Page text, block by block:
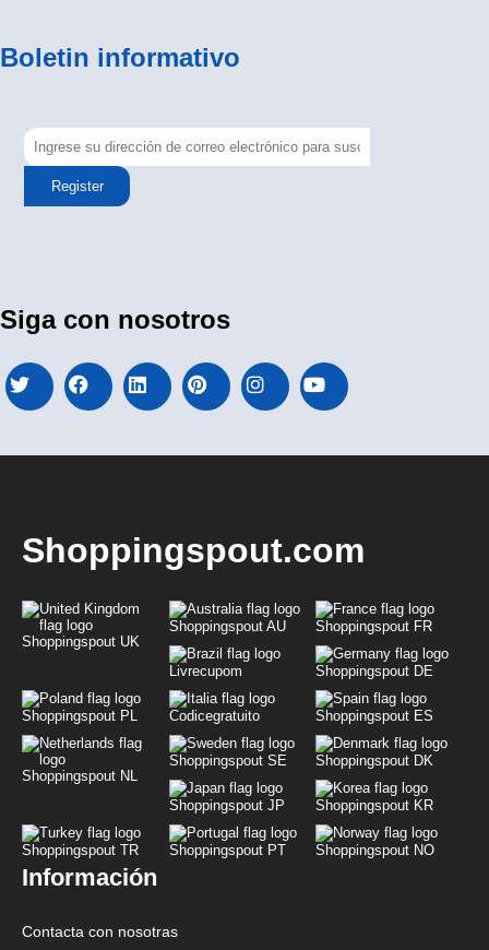
Boletin informativo
Register
Siga con nosotros
Shoppingspout.com
Shoppingspout UK
Shoppingspout AU Shoppingspout FR
Livrecupom Shoppingspout DE
Shoppingspout PL Codicegratuito Shoppingspout ES
Shoppingspout NL
Shoppingspout SE Shoppingspout DK
Shoppingspout JP Shoppingspout KR
Shoppingspout TR Shoppingspout PT Shoppingspout NO
Información
Contacta con nosotras